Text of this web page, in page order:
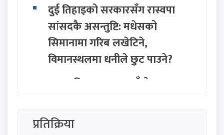
दुई तिहाइको सरकारसँग रास्वपा
सांसदकै असन्तुष्टि: मधेसको
सिमानामा गरिब लखेटिने,
विमानस्थलमा धनीले छुट पाउने?
प्रज्ञा प्रतिष्ठानहरूमा नयाँ नेतृत्व:
कुलपति
प्रतिक्रिया